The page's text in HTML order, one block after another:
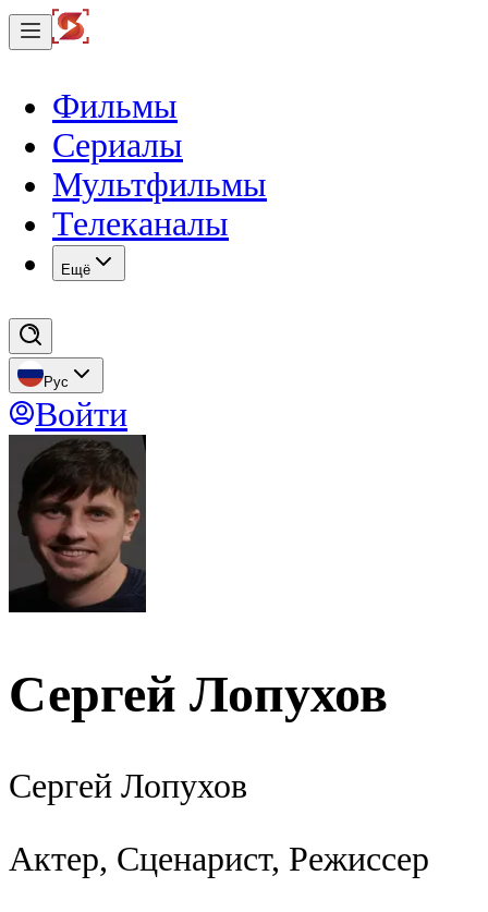
Фильмы
Сериалы
Мультфильмы
Телеканалы
Eщё
Рус
Войти
Сергей Лопухов
Сергей Лопухов
Актер, Сценарист, Режиссер